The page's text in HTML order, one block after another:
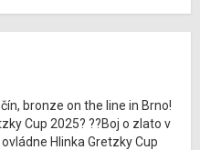
bronze on the line in Brno!
Cup 2025? ??Boj o zlato v
Hlinka Gretzky Cup